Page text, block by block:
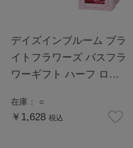
デイズインブルーム ブラ
イトフラワーズ バスフラ
ワーギフト ハーフ ロー
在庫： ○
￥1,628 税込